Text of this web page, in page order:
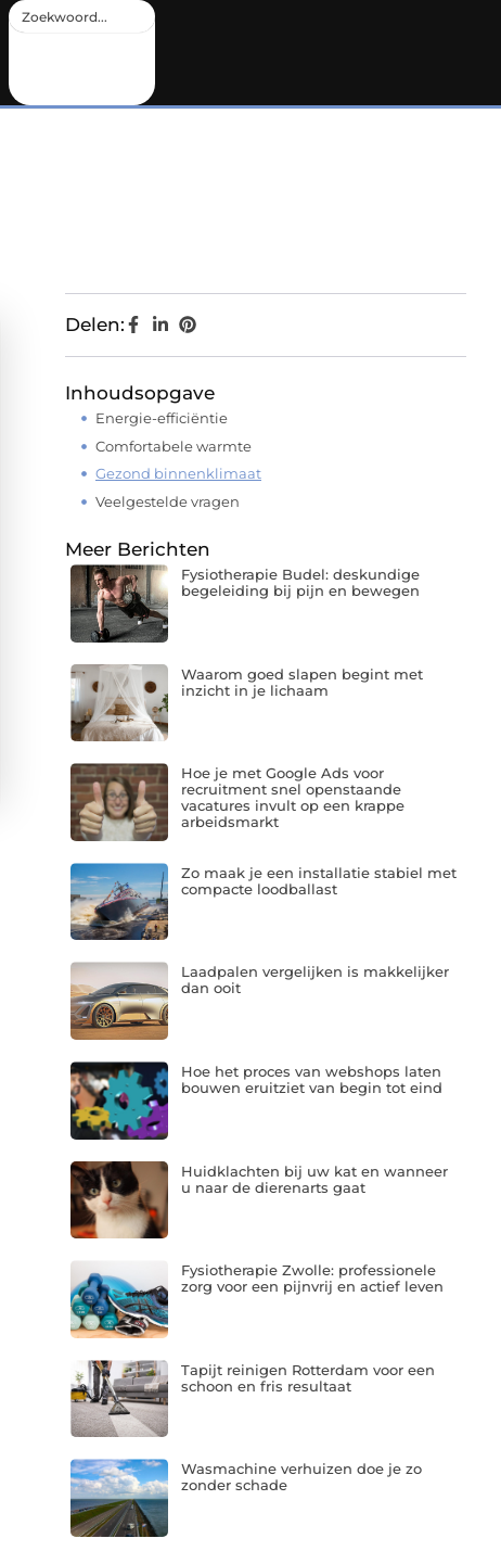
Delen:
Inhoudsopgave
Energie-efficiëntie
Comfortabele warmte
Gezond binnenklimaat
Veelgestelde vragen
Meer Berichten
Fysiotherapie Budel: deskundige
begeleiding bij pijn en bewegen
Waarom goed slapen begint met
inzicht in je lichaam
Hoe je met Google Ads voor
recruitment snel openstaande
vacatures invult op een krappe
arbeidsmarkt
Zo maak je een installatie stabiel met
compacte loodballast
Laadpalen vergelijken is makkelijker
dan ooit
Hoe het proces van webshops laten
bouwen eruitziet van begin tot eind
Huidklachten bij uw kat en wanneer
u naar de dierenarts gaat
Fysiotherapie Zwolle: professionele
zorg voor een pijnvrij en actief leven
Tapijt reinigen Rotterdam voor een
schoon en fris resultaat
Wasmachine verhuizen doe je zo
zonder schade